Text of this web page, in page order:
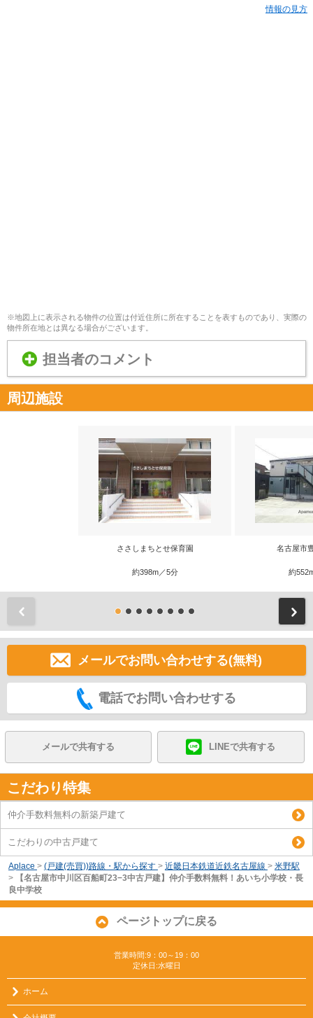
情報の見方
※地図上に表示される物件の位置は付近住所に所在することを表すものであり、実際の
物件所在地とは異なる場合がございます。
担当者のコメント
周辺施設
ささしまちとせ保育園
約398m／5分
名古屋市
約
メールでお問い合わせする(無料)
電話でお問い合わせする
メールで共有する LINEで共有する
こだわり特集
仲介手数料無料の新築戸建て
こだわりの中古戸建て
Aplace > (戸建(売買))路線・駅から探す > 近畿日本鉄道近鉄名古屋線 > 米野駅
>
【名古屋市中川区百船町23−3中古戸建】仲介手数料無料！あいち小学校・長
良中学校
ページトップに戻る
営業時間:9：00～19：00
定休日:水曜日
ホーム